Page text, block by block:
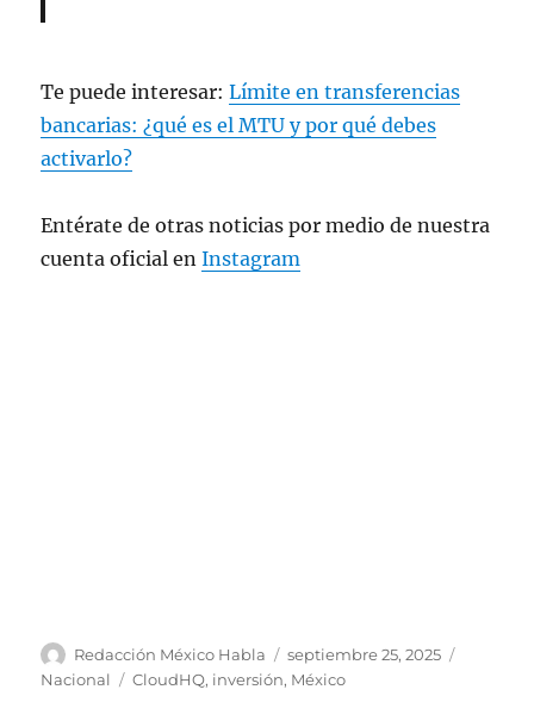
Te puede interesar:Límite en transferencias
bancarias: ¿qué es el MTU y por qué debes
activarlo?
Entérate de otras noticias por medio de nuestra
cuenta oficial enInstagram
A
u
Redacción México Habla
P
u
septiembre 25, 2025
Nacional
E
CloudHQ, inversión, México